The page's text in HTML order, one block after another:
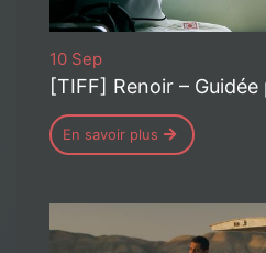
10 Sep
[TIFF] Renoir –
En savoir plus